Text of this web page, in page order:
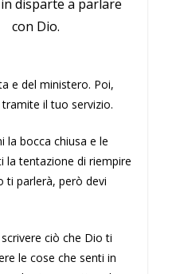
disparte a parlare
con Dio.
e del ministero. Poi,
il tuo servizio.
la bocca chiusa e le
la tentazione di riempire
ti parlerà, però devi
ciò che Dio ti
le cose che senti in